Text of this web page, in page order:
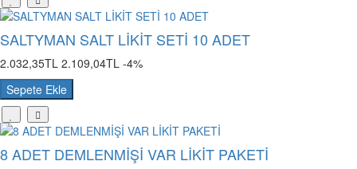
SALTYMAN SALT LİKİT SETİ 10 ADET
2.032,35TL 2.109,04TL -4%
Sepete Ekle
8 ADET DEMLENMİŞİ VAR LİKİT PAKETİ